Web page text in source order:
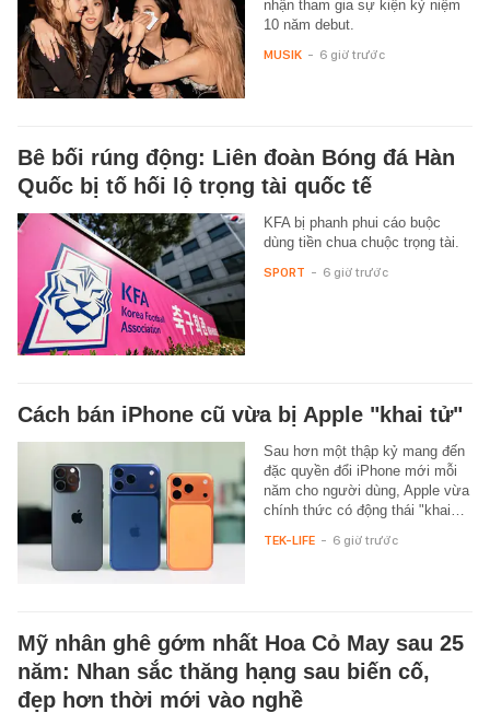
nhận tham gia sự kiện kỷ niệm
10 năm debut.
MUSIK - 6 giờ trước
Bê bối rúng động: Liên đoàn Bóng đá Hàn
Quốc bị tố hối lộ trọng tài quốc tế
KFA bị phanh phui cáo buộc
dùng tiền chua chuộc trọng tài.
SPORT - 6 giờ trước
Cách bán iPhone cũ vừa bị Apple "khai tử"
Sau hơn một thập kỷ mang đến
đặc quyền đổi iPhone mới mỗi
năm cho người dùng, Apple vừa
chính thức có động thái "khai…
TEK-LIFE - 6 giờ trước
Mỹ nhân ghê gớm nhất Hoa Cỏ May sau 25
năm: Nhan sắc thăng hạng sau biến cố,
đẹp hơn thời mới vào nghề